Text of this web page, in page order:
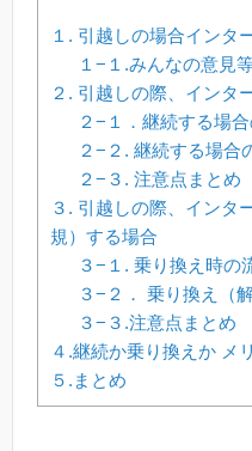
１. 引越しの場合インタ
１−１.みんなの意見
２. 引越しの際、インタ
２−１．継続する場
２−２. 継続する場合
２−３. 注意点まとめ
３. 引越しの際、インタ
規）する場合
３−１. 乗り換え時の
３−２． 乗り換え（
３−３.注意点まとめ
４.継続か乗り換えか メ
５.まとめ